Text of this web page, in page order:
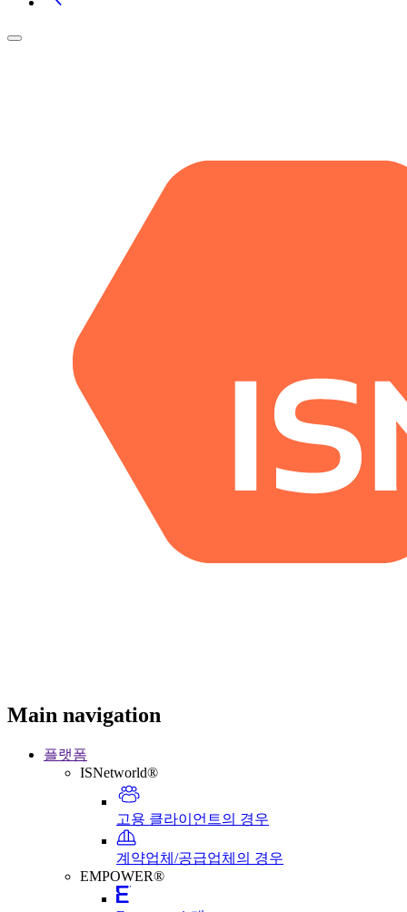
Main navigation
플랫폼
ISNetworld®
고용 클라이언트의 경우
계약업체/공급업체의 경우
EMPOWER®